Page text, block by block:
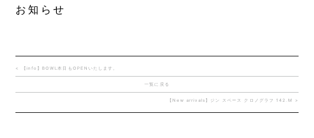
お知らせ
< 【info】BOWL本日もOPENいたします。
一覧に戻る
【New arrivals】ジン スペース クロノグラフ 142.M >